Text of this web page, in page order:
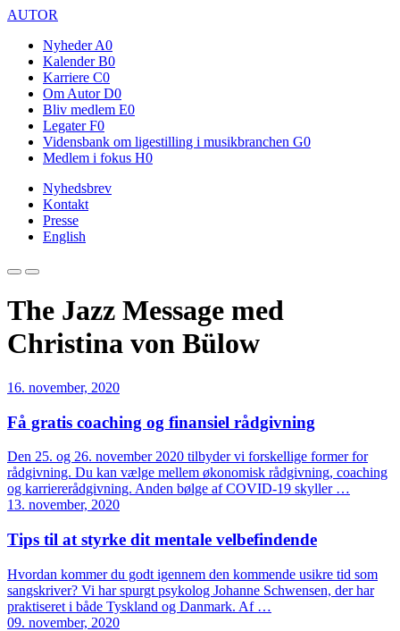
AUTOR
Nyheder A0
Kalender B0
Karriere C0
Om Autor D0
Bliv medlem E0
Legater F0
Vidensbank om ligestilling i musikbranchen G0
Medlem i fokus H0
Nyhedsbrev
Kontakt
Presse
English
The Jazz Message med
Christina von Bülow
16. november, 2020
Få gratis coaching og finansiel rådgivning
Den 25. og 26. november 2020 tilbyder vi forskellige former for
rådgivning. Du kan vælge mellem økonomisk rådgivning, coaching
og karriererådgivning. Anden bølge af COVID-19 skyller …
13. november, 2020
Tips til at styrke dit mentale velbefindende
Hvordan kommer du godt igennem den kommende usikre tid som
sangskriver? Vi har spurgt psykolog Johanne Schwensen, der har
praktiseret i både Tyskland og Danmark. Af …
09. november, 2020